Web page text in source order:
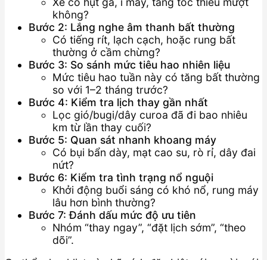
không?
Bước 2: Lắng nghe âm thanh bất thường
Có tiếng rít, lạch cạch, hoặc rung bất
thường ở cầm chừng?
Bước 3: So sánh mức tiêu hao nhiên liệu
Mức tiêu hao tuần này có tăng bất thường
so với 1–2 tháng trước?
Bước 4: Kiểm tra lịch thay gần nhất
Lọc gió/bugi/dây curoa đã đi bao nhiêu
km từ lần thay cuối?
Bước 5: Quan sát nhanh khoang máy
Có bụi bẩn dày, mạt cao su, rò rỉ, dây đai
nứt?
Bước 6: Kiểm tra tình trạng nổ nguội
Khởi động buổi sáng có khó nổ, rung máy
lâu hơn bình thường?
Bước 7: Đánh dấu mức độ ưu tiên
Nhóm “thay ngay”, “đặt lịch sớm”, “theo
dõi”.